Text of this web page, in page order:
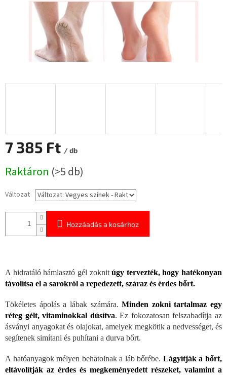
7 385 Ft / db
Raktáron (>5 db)
Változat
Hozzáadás a kosárhoz
A hidratáló hámlasztó gél zoknitúgy tervezték, hogy hatékonyan
távolítsa el a sarokról a repedezett, száraz és érdes bőrt.
Tökéletes ápolás a lábak számára.Minden zokni tartalmaz egy
réteg gélt, vitaminokkal dúsítva. Ez fokozatosan felszabadítja az
ásványi anyagokat és olajokat, amelyek megkötik a nedvességet, és
segítenek simítani és puhítani a durva bőrt.
A hatóanyagok mélyen behatolnak a láb bőrébe. Lágyítják a bőrt,
eltávolítják az érdes és megkeményedett részeket, valamint a